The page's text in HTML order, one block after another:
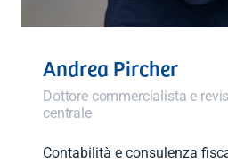
Andrea Pircher
Dottore commercialista e
centrale
Contabilità e consulenza